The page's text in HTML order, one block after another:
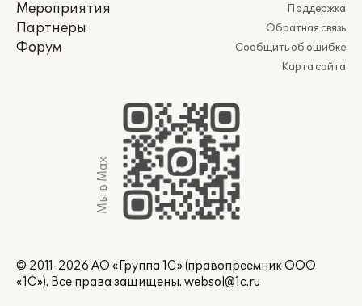
Мероприятия
Партнеры
Форум
Поддержка
Обратная связь
Сообщить об ошибке
Карта сайта
Мы в Max
© 2011-2026 АО «Группа 1С» (правопреемник ООО
«1С»). Все права защищены. websol@1c.ru